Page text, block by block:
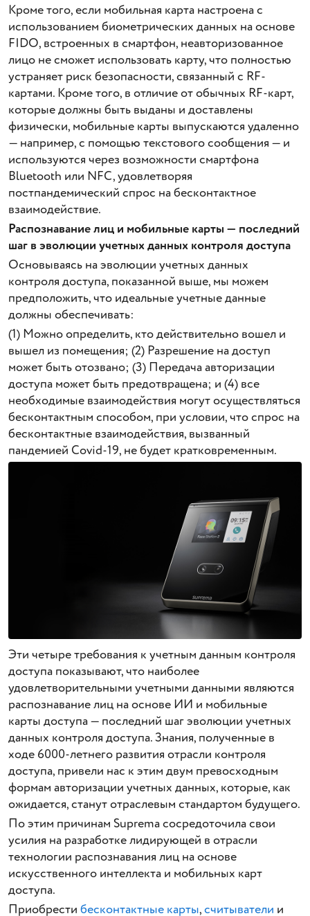
Кроме того, если мобильная карта настроена с
использованием биометрических данных на основе
FIDO, встроенных в смартфон, неавторизованное
лицо не сможет использовать карту, что полностью
устраняет риск безопасности, связанный с RF-
картами. Кроме того, в отличие от обычных RF-карт,
которые должны быть выданы и доставлены
физически, мобильные карты выпускаются удаленно
— например, с помощью текстового сообщения — и
используются через возможности смартфона
Bluetooth или NFC, удовлетворяя
постпандемический спрос на бесконтактное
взаимодействие.
Распознавание лиц и мобильные карты — последний
шаг в эволюции учетных данных контроля доступа
Основываясь на эволюции учетных данных
контроля доступа, показанной выше, мы можем
предположить, что идеальные учетные данные
должны обеспечивать:
(1) Можно определить, кто действительно вошел и
вышел из помещения; (2) Разрешение на доступ
может быть отозвано; (3) Передача авторизации
доступа может быть предотвращена; и (4) все
необходимые взаимодействия могут осуществляться
бесконтактным способом, при условии, что спрос на
бесконтактные взаимодействия, вызванный
пандемией Covid-19, не будет кратковременным.
Эти четыре требования к учетным данным контроля
доступа показывают, что наиболее
удовлетворительными учетными данными являются
распознавание лиц на основе ИИ и мобильные
карты доступа — последний шаг эволюции учетных
данных контроля доступа. Знания, полученные в
ходе 6000-летнего развития отрасли контроля
доступа, привели нас к этим двум превосходным
формам авторизации учетных данных, которые, как
ожидается, станут отраслевым стандартом будущего.
По этим причинам Suprema сосредоточила свои
усилия на разработке лидирующей в отрасли
технологии распознавания лиц на основе
искусственного интеллекта и мобильных карт
доступа.
Приобрестибесконтактные карты,считыватели и